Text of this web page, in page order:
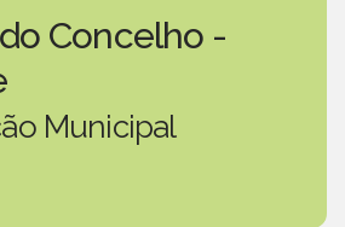
Concelho -
Municipal